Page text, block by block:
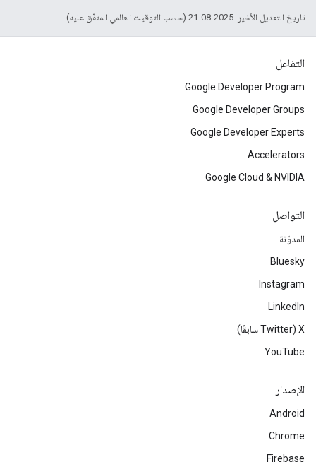
تاريخ التعديل الأخير: 2025-08-21 (حسب التوقيت العالمي المتفَّق عليه)
التفاعل
Google Developer Program
Google Developer Groups
Google Developer Experts
Accelerators
Google Cloud & NVIDIA
التواصل
المدوّنة
Bluesky
Instagram
LinkedIn
‫X ‏(Twitter سابقًا)
YouTube
الإصدار
Android
Chrome
Firebase